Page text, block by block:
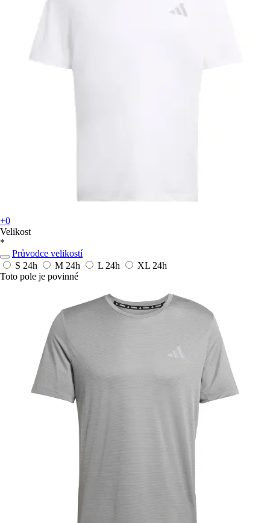
+0
Velikost
*
Průvodce velikostí
S 24h M 24h L 24h XL 24h
Toto pole je povinné